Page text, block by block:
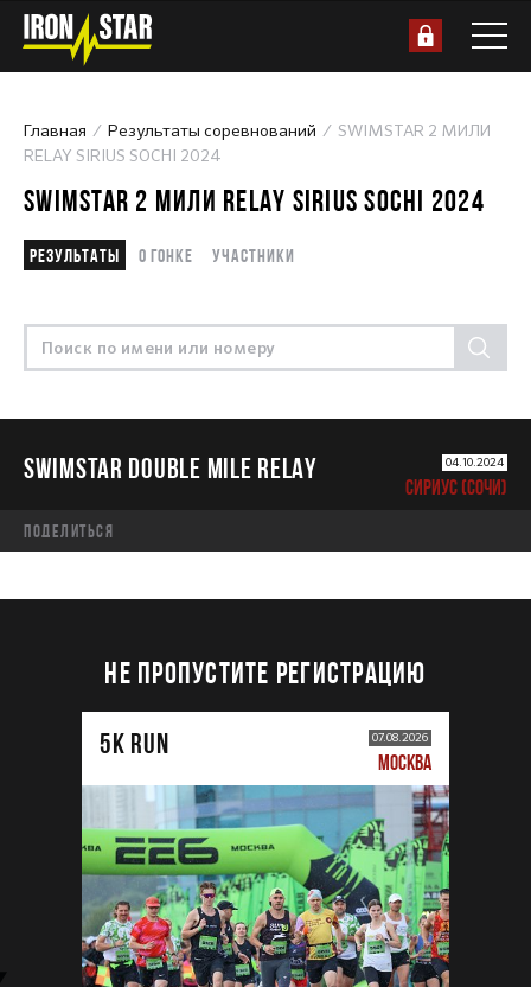
Главная Результаты соревнований
SWIMSTAR 2 МИЛИ
RELAY SIRIUS SOCHI 2024
SWIMSTAR 2 МИЛИ RELAY SIRIUS SOCHI 2024
Результаты О гонке Участники
SWIMSTAR DOUBLE MILE RELAY 04.10.2024
СИРИУС (СОЧИ)
Поделиться
НЕ ПРОПУСТИТЕ РЕГИСТРАЦИЮ
5К RUN 07.08.2026
МОСКВА